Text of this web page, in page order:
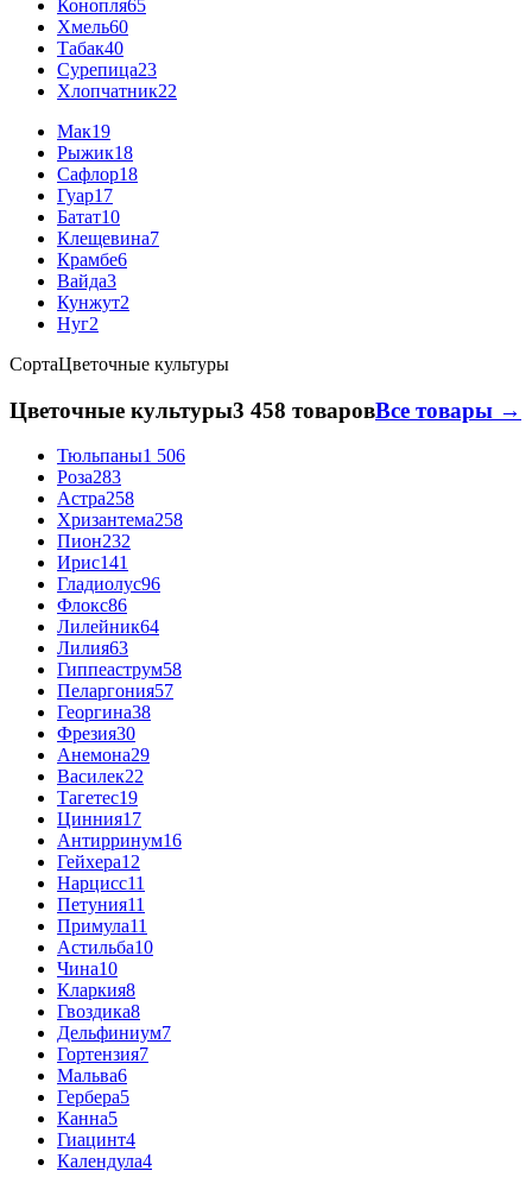
Конопля65
Хмель60
Табак40
Сурепица23
Хлопчатник22
Мак19
Рыжик18
Сафлор18
Гуар17
Батат10
Клещевина7
Крамбе6
Вайда3
Кунжут2
Нуг2
СортаЦветочные культуры
Цветочные культуры3 458 товаровВсе товары →
Тюльпаны1 506
Роза283
Астра258
Хризантема258
Пион232
Ирис141
Гладиолус96
Флокс86
Лилейник64
Лилия63
Гиппеаструм58
Пеларгония57
Георгина38
Фрезия30
Анемона29
Василек22
Тагетес19
Цинния17
Антирринум16
Гейхера12
Нарцисс11
Петуния11
Примула11
Астильба10
Чина10
Кларкия8
Гвоздика8
Дельфиниум7
Гортензия7
Мальва6
Гербера5
Канна5
Гиацинт4
Календула4